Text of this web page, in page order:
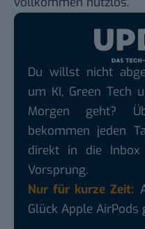
Du willst nicht
um KI, Green Tech
Morgen geht?
bekommen jeden
direkt in die
Vorsprung.
Nur für kurze Zeit:
Glück Apple AirPods